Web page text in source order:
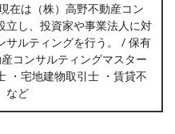
在は（株）高野不動産コン
立し、投資家や事業法人に対
サルティングを行う。 / 保有
コンサルティングマスター
・宅地建物取引士 ・賃貸不
など